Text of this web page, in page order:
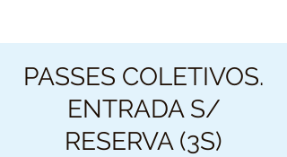
PASSES COLETIVOS.
ENTRADA S/
RESERVA (3S)